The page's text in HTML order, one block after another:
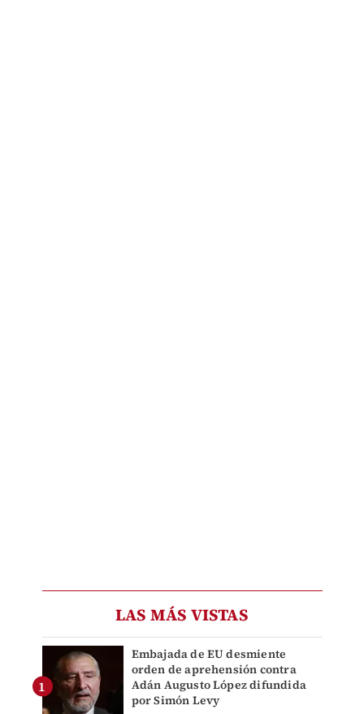
LAS MÁS VISTAS
Embajada de EU desmiente
orden de aprehensión contra
Adán Augusto López difundida
por Simón Levy